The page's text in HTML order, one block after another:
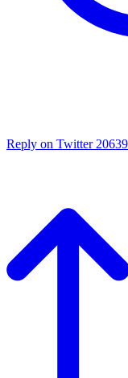
Reply on Twitter